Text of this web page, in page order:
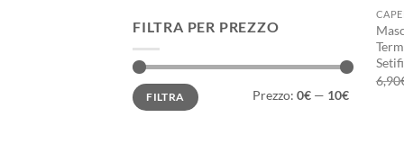
FILTRA PER PREZZO
Prezzo
Min
Prezzo
MaxFILTRA Prezzo: 0€ — 10€
6,90